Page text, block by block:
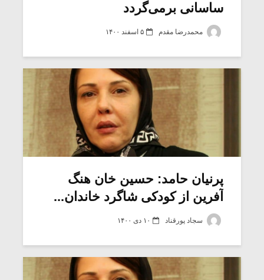
ساسانی برمی‌گردد
محمدرضا مقدم ۵ اسفند ۱۴۰۰
پرنیان حامد: حسین خان هنگ
آفرین از کودکی شاگرد خاندان...
سجاد پورقناد ۱۰ دی ۱۴۰۰
میکلوش روژا
یادداشتی بر موسیقی
شیش و نیم»
اگر نمی توانی
مشهورترین باشی،
موریس ژار